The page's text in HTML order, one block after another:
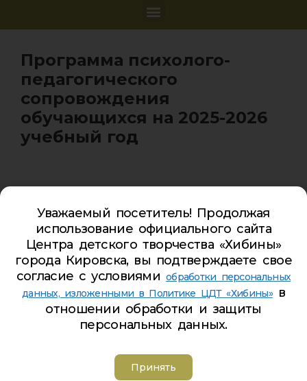
Программа психолого-
педагогического
сопровождения
обучающихся на 2025-2026
учебный год
Карта сайта
Обратная связь
Гостевая книга
Турбаза ЦДТ «ХИБИНЫ»
Телефон Ленина 5: 5-44-85
Телефон Ленина 9а:4-84-99
Телефон Советская 8:
Адрес электронной почты: inbox@cdt-khibiny.ru
Уважаемый посетитель! Продолжая
использование официального сайта
Центра детского творчества «Хибины»
города Кировска, вы подтверждаете свое
согласие с условиями обработки персональных
данных, изложенными в Политике ЦДТ «Хибины»в
отношении обработки и защиты
персональных данных.
Принять